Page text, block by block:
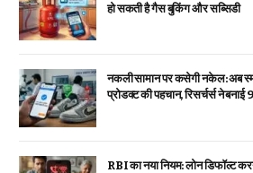
हो सकती है गैस बुकिंग और सब्सिडी
नकली सामान पर कसेगी नकेल: अब
प्रोडक्ट की पहचान, रिसर्चर्स ने
RBI का नया नियम: लोन डिफॉल्ट